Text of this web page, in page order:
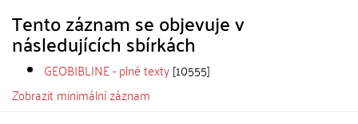
Tento záznam se objevuje v
následujících sbírkách
GEOBIBLINE - plné texty[10555]
Zobrazit minimální záznam